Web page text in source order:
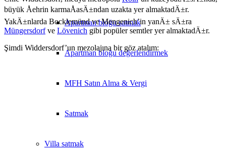
Apartman bloğu satmak
Apartman bloğu değerlendirmek
MFH Satın Alma & Vergi
Satmak
Villa satmak
büyük Åehrin karmaÅasÄ±ndan uzakta yer almaktadÄ±r.
YakÄ±nlarda Bocklemünd ve Mengenich’in yanÄ± sÄ±ra
Müngersdorfve Lövenich gibi popüler semtler yer almaktadÄ±r.
Şimdi Widdersdorf’un mezolajına bir göz atalım: